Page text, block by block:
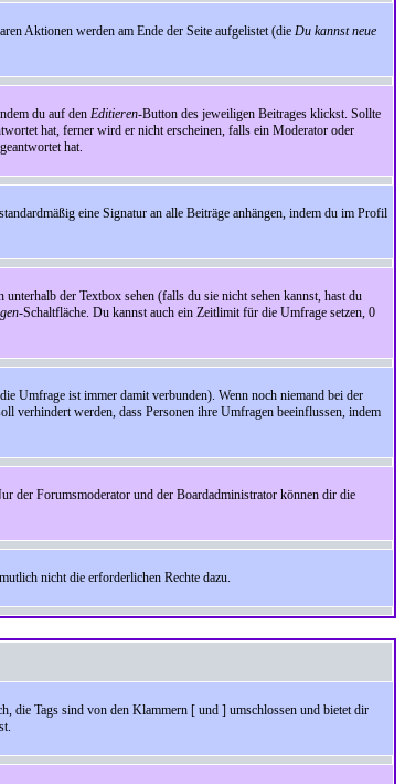
Aktionen werden am Ende der Seite aufgelistet (die Du kannst neue
du auf den Editieren-Button des jeweiligen Beitrages klickst. Sollte
hat, ferner wird er nicht erscheinen, falls ein Moderator oder
hat.
eine Signatur an alle Beiträge anhängen, indem du im Profil
unterhalb der Textbox sehen (falls du sie nicht sehen kannst, hast du
-Schaltfläche. Du kannst auch ein Zeitlimit für die Umfrage setzen, 0
Umfrage ist immer damit verbunden). Wenn noch niemand bei der
verhindert werden, dass Personen ihre Umfragen beeinflussen, indem
der Forumsmoderator und der Boardadministrator können dir die
nicht die erforderlichen Rechte dazu.
die Tags sind von den Klammern [ und ] umschlossen und bietet dir